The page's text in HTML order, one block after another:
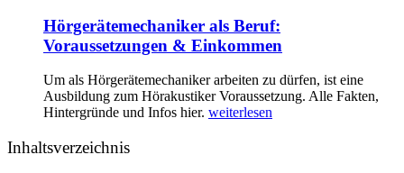
Hörgerätemechaniker als Beruf:
Voraussetzungen & Einkommen
Um als Hörgerätemechaniker arbeiten zu dürfen, ist eine
Ausbildung zum Hörakustiker Voraussetzung. Alle Fakten,
Hintergründe und Infos hier. weiterlesen
Inhaltsverzeichnis